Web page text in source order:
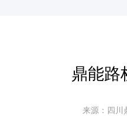
鼎能路
来源：四